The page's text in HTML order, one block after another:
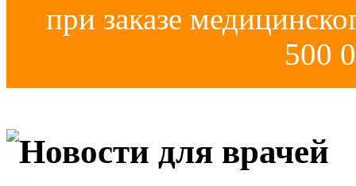
при заказе
500
Новости для врачей